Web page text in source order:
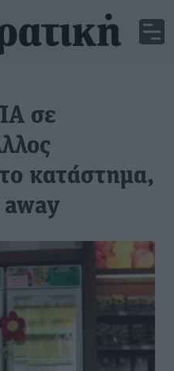
σε
κατάστημα,